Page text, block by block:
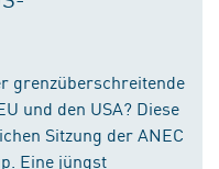
grenzüberschreitende
und den USA? Diese
Sitzung der ANEC
Eine jüngst